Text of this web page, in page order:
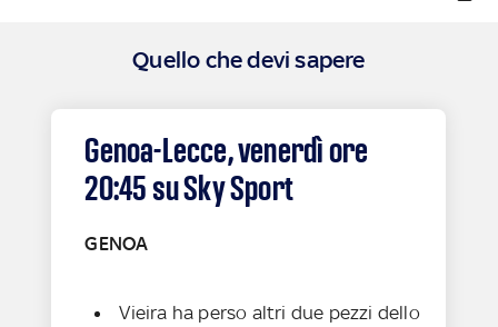
Quello che devi sapere
Genoa-Lecce, venerdì ore
20:45 su Sky Sport
GENOA
Vieira ha perso altri due pezzi dello